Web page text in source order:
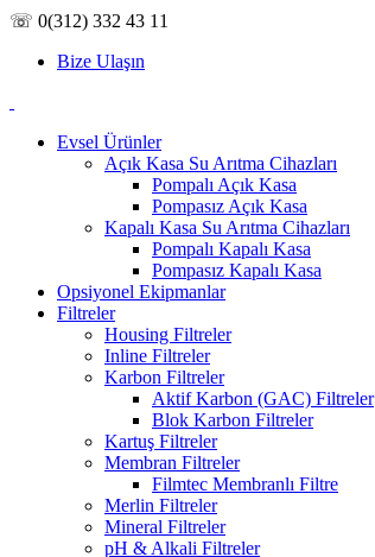
☏ 0(312) 332 43 11
Bize Ulaşın
Evsel Ürünler
Açık Kasa Su Arıtma Cihazları
Pompalı Açık Kasa
Pompasız Açık Kasa
Kapalı Kasa Su Arıtma Cihazları
Pompalı Kapalı Kasa
Pompasız Kapalı Kasa
Opsiyonel Ekipmanlar
Filtreler
Housing Filtreler
Inline Filtreler
Karbon Filtreler
Aktif Karbon (GAC) Filtreler
Blok Karbon Filtreler
Kartuş Filtreler
Membran Filtreler
Filmtec Membranlı Filtre
Merlin Filtreler
Mineral Filtreler
pH & Alkali Filtreler